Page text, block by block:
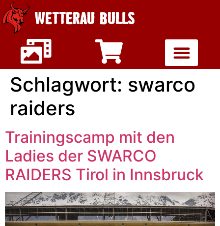
WETTERAU BULLS
Schlagwort: swarco
raiders
Trainingscamp mit den
Ladies der SWARCO
RAIDERS Tirol in Innsbruck